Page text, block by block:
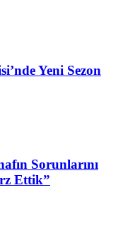
Yeni Sezon
Sorunlarını
Ettik”